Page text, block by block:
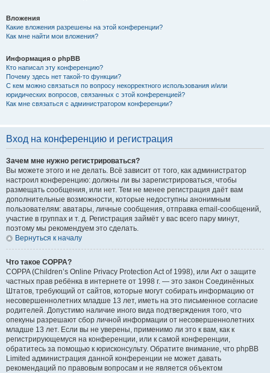
Вложения
Какие вложения разрешены на этой конференции?
Как мне найти мои вложения?
Информация о phpBB
Кто написал эту конференцию?
Почему здесь нет такой-то функции?
С кем можно связаться по вопросу некорректного использования и/или
юридических вопросов, связанных с этой конференцией?
Как мне связаться с администратором конференции?
Вход на конференцию и регистрация
Зачем мне нужно регистрироваться?
Вы можете этого и не делать. Всё зависит от того, как администратор
настроил конференцию: должны ли вы зарегистрироваться, чтобы
размещать сообщения, или нет. Тем не менее регистрация даёт вам
дополнительные возможности, которые недоступны анонимным
пользователям: аватары, личные сообщения, отправка email-сообщений,
участие в группах и т. д. Регистрация займёт у вас всего пару минут,
поэтому мы рекомендуем это сделать.
Вернуться к началу
Что такое COPPA?
COPPA (Children’s Online Privacy Protection Act of 1998), или Акт о защите
частных прав ребёнка в интернете от 1998 г. — это закон Соединённых
Штатов, требующий от сайтов, которые могут собирать информацию от
несовершеннолетних младше 13 лет, иметь на это письменное согласие
родителей. Допустимо наличие иного вида подтверждения того, что
опекуны разрешают сбор личной информации от несовершеннолетних
младше 13 лет. Если вы не уверены, применимо ли это к вам, как к
регистрирующемуся на конференции, или к самой конференции,
обратитесь за помощью к юрисконсульту. Обратите внимание, что phpBB
Limited администрация данной конференции не может давать
рекомендаций по правовым вопросам и не является объектом